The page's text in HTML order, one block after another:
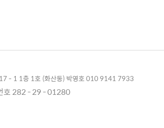
- 1 1층 1호 (화산동) 박영호 010 9141 7933
호 282 - 29 - 01280